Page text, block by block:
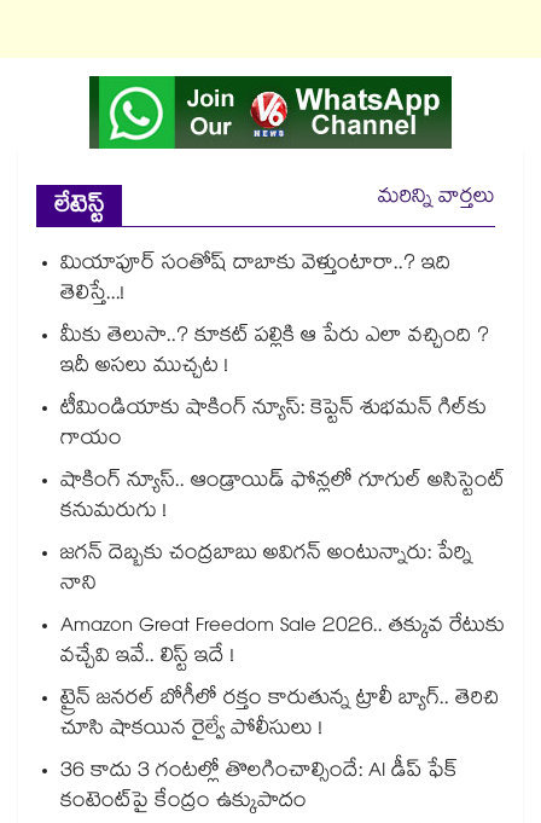
లేటెస్ట్
మరిన్ని వార్తలు
మియాపూర్ సంతోష్ దాబాకు వెళ్తుంటారా..? ఇది
తెలిస్తే...!
మీకు తెలుసా..? కూకట్ పల్లికి ఆ పేరు ఎలా వచ్చింది ?
ఇదీ అసలు ముచ్చట !
టీమిండియాకు షాకింగ్ న్యూస్: కెప్టెన్ శుభమన్ గిల్‎కు
గాయం
షాకింగ్ న్యూస్.. ఆండ్రాయిడ్ ఫోన్లలో గూగుల్ అసిస్టెంట్
కనుమరుగు !
జగన్ దెబ్బకు చంద్రబాబు అవిగన్ అంటున్నారు: పేర్ని
నాని
Amazon Great Freedom Sale 2026.. తక్కువ రేటుకు
వచ్చేవి ఇవే.. లిస్ట్ ఇదే !
ట్రైన్ జనరల్ బోగీలో రక్తం కారుతున్న ట్రాలీ బ్యాగ్.. తెరిచి
చూసి షాకయిన రైల్వే పోలీసులు !
36 కాదు 3 గంటల్లో తొలగించాల్సిందే: AI డీప్ ఫేక్
కంటెంట్‎పై కేంద్రం ఉక్కుపాదం